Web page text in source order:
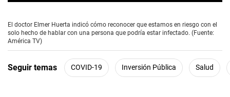
e
c
o
s
o
El doctor Elmer Huerta indicó cómo reconocer que estamos en riesgo con el
solo hecho de hablar con una persona que podría estar infectado. (Fuente:
América TV)
Seguir temas COVID-19 Inversión Pública Salud